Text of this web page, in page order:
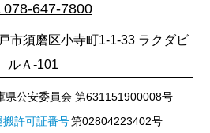
078-647-7800
市須磨区小寺町1-1-33 ラクダビ
ルＡ-101
県公安委員会 第631151900008号
許可証番号第02804223402号